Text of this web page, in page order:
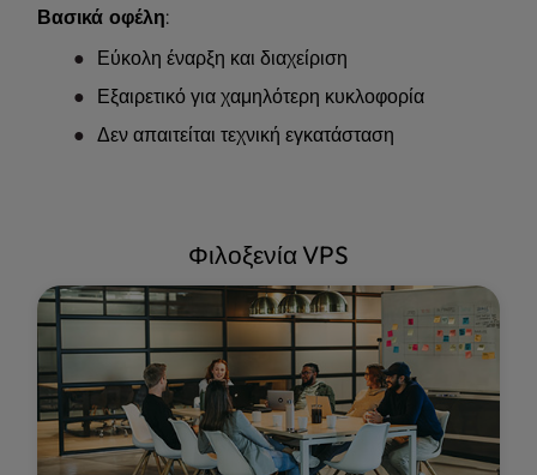
Βασικά οφέλη:
Εύκολη έναρξη και διαχείριση
Εξαιρετικό για χαμηλότερη κυκλοφορία
Δεν απαιτείται τεχνική εγκατάσταση
Φιλοξενία VPS